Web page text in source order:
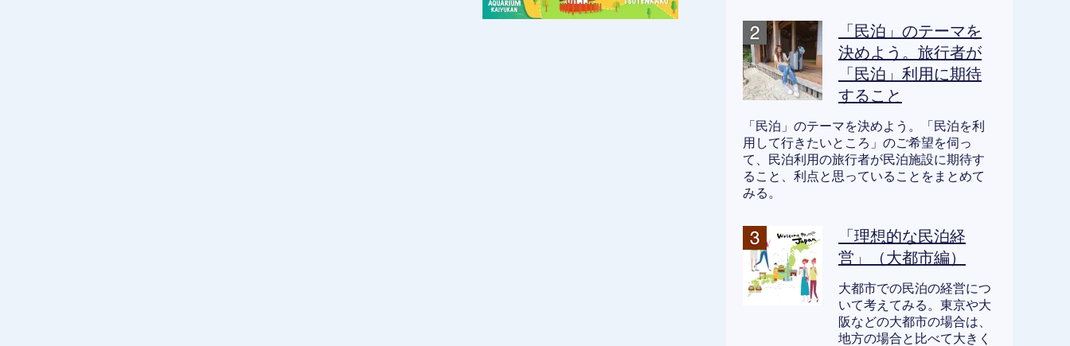
「民泊」のテーマを
決めよう。旅行者が
「民泊」利用に期待
すること
「民泊」のテーマを決めよう。「民泊を利
用して行きたいところ」のご希望を伺っ
て、民泊利用の旅行者が民泊施設に期待す
ること、利点と思っていることをまとめて
みる。
「理想的な民泊経
営」（大都市編）
大都市での民泊の経営につ
いて考えてみる。東京や大
阪などの大都市の場合は、
地方の場合と比べて大きく